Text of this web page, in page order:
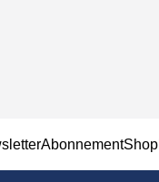
AbonnementShop